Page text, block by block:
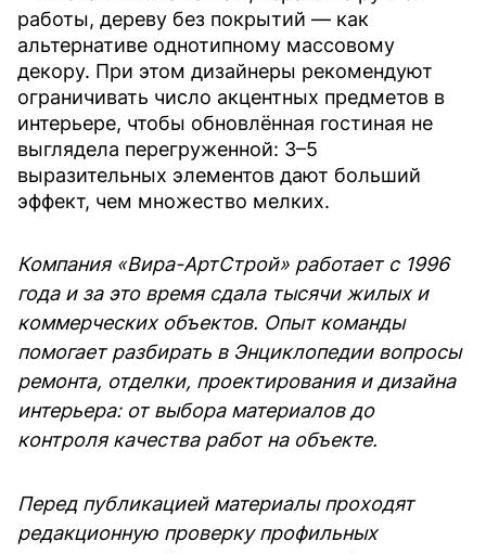
работы, дереву без покрытий — как
альтернативе однотипному массовому
декору. При этом дизайнеры рекомендуют
ограничивать число акцентных предметов в
интерьере, чтобы обновлённая гостиная не
выглядела перегруженной: 3–5
выразительных элементов дают больший
эффект, чем множество мелких.
Компания «Вира-АртСтрой» работает с 1996
года и за это время сдала тысячи жилых и
коммерческих объектов. Опыт команды
помогает разбирать в Энциклопедии вопросы
ремонта, отделки, проектирования и дизайна
интерьера: от выбора материалов до
контроля качества работ на объекте.
Перед публикацией материалы проходят
редакционную проверку профильных